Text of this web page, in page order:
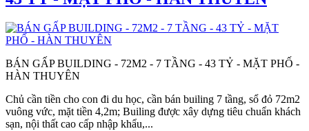
BÁN GẤP BUILDING - 72M2 - 7 TẦNG - 43 TỶ - MẶT PHỐ -
HÀN THUYÊN
Chủ cần tiền cho con đi du học, cần bán builing 7 tầng, sổ đỏ 72m2
vuông vức, mặt tiền 4,2m; Builing được xây dựng tiêu chuẩn khách
sạn, nội thất cao cấp nhập khẩu,...